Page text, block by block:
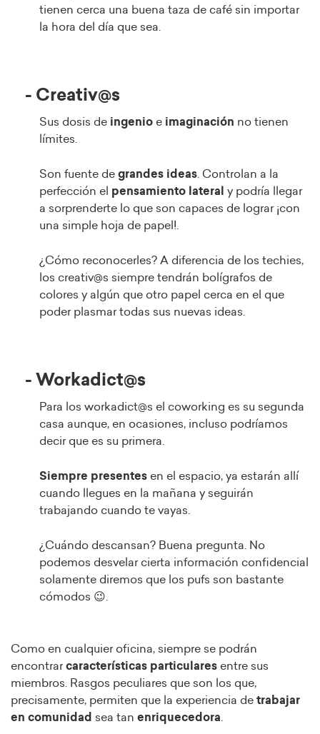
tienen cerca una buena taza de café sin importar
la hora del día que sea.
- Creativ@s
Sus dosis de ingenio e imaginación no tienen
límites.
Son fuente de grandes ideas. Controlan a la
perfección el pensamiento lateral y podría llegar
a sorprenderte lo que son capaces de lograr ¡con
una simple hoja de papel!.
¿Cómo reconocerles? A diferencia de los techies,
los creativ@s siempre tendrán bolígrafos de
colores y algún que otro papel cerca en el que
poder plasmar todas sus nuevas ideas.
- Workadict@s
Para los workadict@s el coworking es su segunda
casa aunque, en ocasiones, incluso podríamos
decir que es su primera.
Siempre presentes en el espacio, ya estarán allí
cuando llegues en la mañana y seguirán
trabajando cuando te vayas.
¿Cuándo descansan? Buena pregunta. No
podemos desvelar cierta información confidencial
solamente diremos que los pufs son bastante
cómodos 😉.
Como en cualquier oficina, siempre se podrán
encontrarcaracterísticas particulares entre sus
miembros. Rasgos peculiares que son los que,
precisamente, permiten que la experiencia de trabajar
en comunidad sea tan enriquecedora.